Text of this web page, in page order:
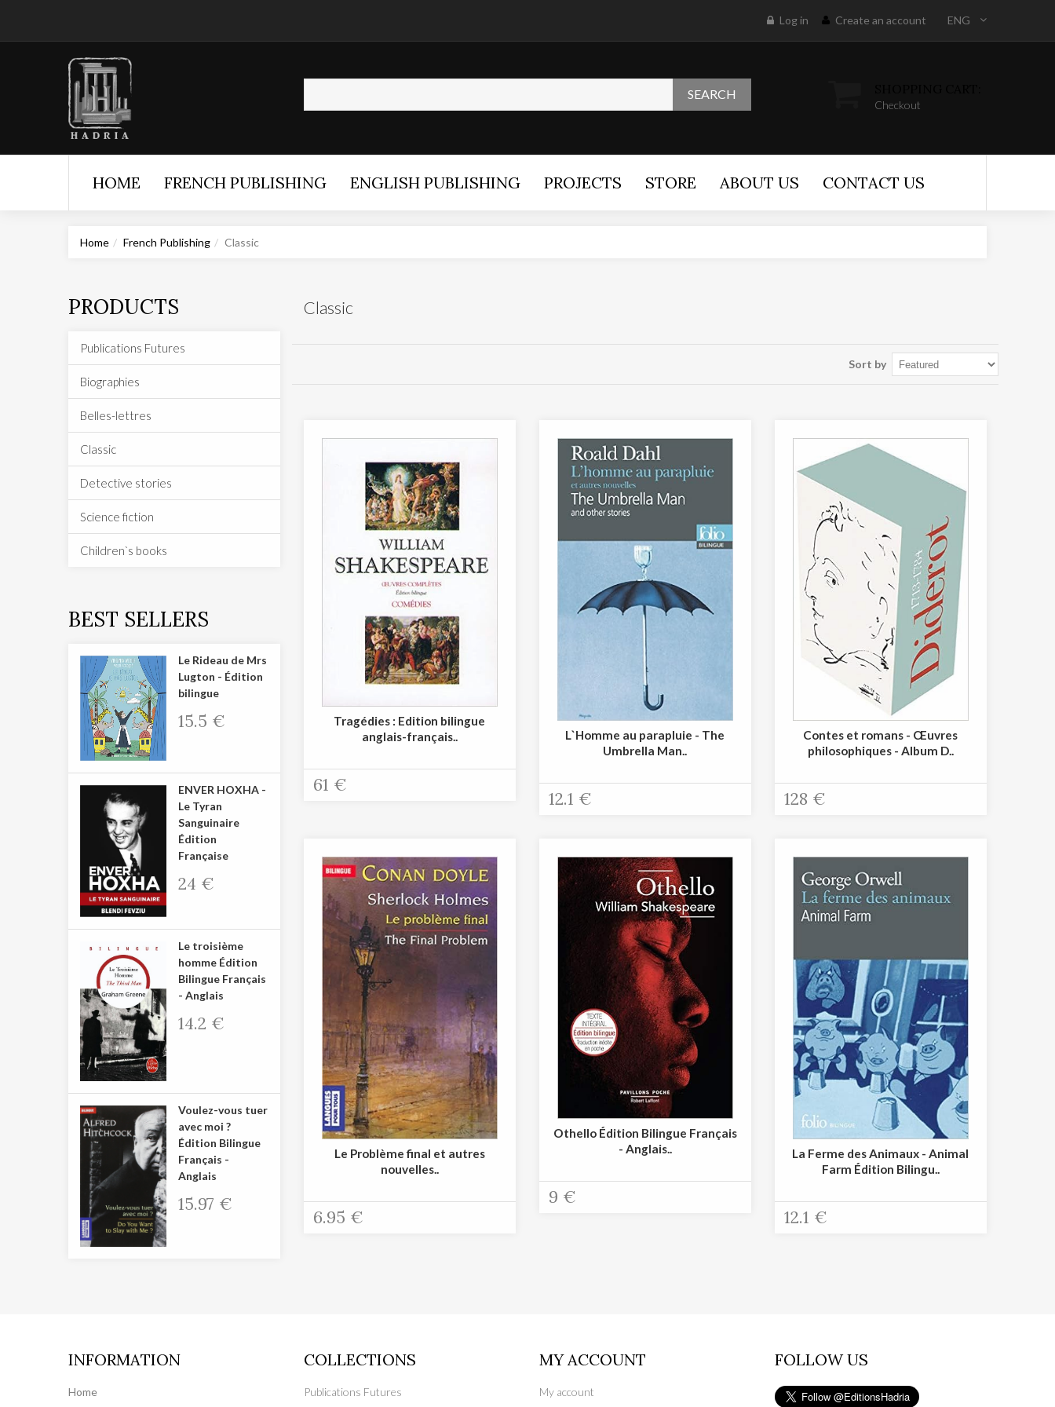
ENG
Log in Create an account
SEARCH
Checkout
HOME FRENCH PUBLISHING ENGLISH PUBLISHING PROJECTS STORE ABOUT US CONTACT US
Home French Publishing Classic
Classic
Sort by
Tragédies : Edition bilingue
anglais-français..
61 €
L`Homme au parapluie - The
Umbrella Man..
12.1 €
Contes et romans - Œuvres
philosophiques - Album D..
128 €
Le Problème final et autres
nouvelles..
6.95 €
Othello Édition Bilingue Français
- Anglais..
9 €
La Ferme des Animaux - Animal
Farm Édition Bilingu..
12.1 €
PRODUCTS
Publications Futures
Biographies
Belles-lettres
Classic
Detective stories
Science fiction
Children`s books
BEST SELLERS
Le Rideau de Mrs
Lugton - Édition
bilingue
15.5 €
ENVER HOXHA -
Le Tyran
Sanguinaire
Édition
Française
24 €
Le troisième
homme Édition
Bilingue Français
- Anglais
14.2 €
Voulez-vous tuer
avec moi ?
Édition Bilingue
Français -
Anglais
15.97 €
INFORMATION
Home
COLLECTIONS
Publications Futures
MY ACCOUNT
My account
FOLLOW US